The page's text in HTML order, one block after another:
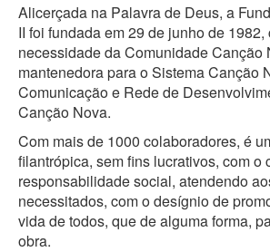
Alicerçada na Palavra de Deus, a
II foi fundada em 29 de junho de
necessidade da Comunidade Canção
mantenedora para o Sistema Canção
Comunicação e Rede de
Canção Nova.
Com mais de 1000 colaboradores, é
filantrópica, sem fins lucrativos, com o
responsabilidade social, atendendo
necessitados, com o desígnio de
vida de todos, que de alguma forma,
obra.